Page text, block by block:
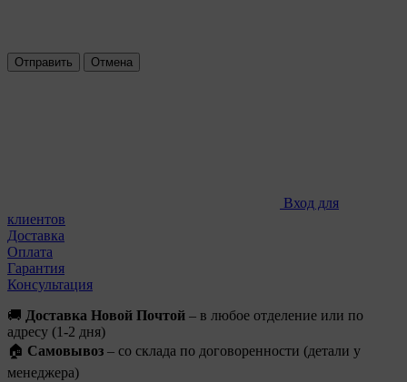
Отправить Отмена
Вход для
клиентов
Доставка
Оплата
Гарантия
Консультация
🚚 Доставка Новой Почтой – в любое отделение или по
адресу (1-2 дня)
🏠 Самовывоз – со склада по договоренности (детали у
менеджера)